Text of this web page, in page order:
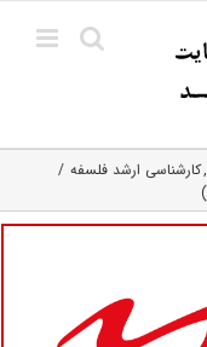
کارشناسی ارشد فلسفه